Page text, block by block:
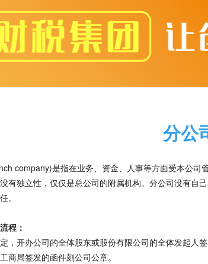
分公
company)是指在业务、资金、人事等方面受本公
有独立性，仅仅是总公司的附属机构。分公司没有自
。
程：
，开办公司的全体股东或股份有限公司的全体发起人
商局签发的函件刻公司公章。